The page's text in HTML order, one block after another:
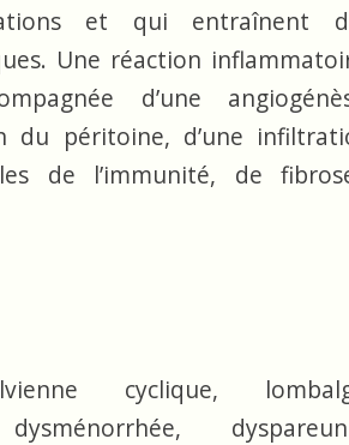
et qui entraînent
Une réaction
d’une
du péritoine, d’une
de l’immunité, de
cyclique,